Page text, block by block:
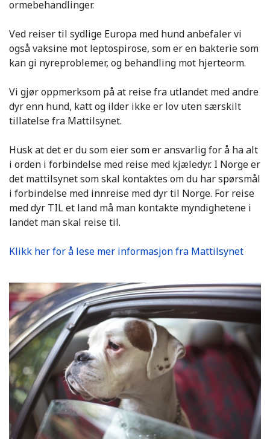
ormebehandlinger.
Ved reiser til sydlige Europa med hund anbefaler vi
også vaksine mot leptospirose, som er en bakterie som
kan gi nyreproblemer, og behandling mot hjerteorm.
Vi gjør oppmerksom på at reise fra utlandet med andre
dyr enn hund, katt og ilder ikke er lov uten særskilt
tillatelse fra Mattilsynet.
Husk at det er du som eier som er ansvarlig for å ha alt
i orden i forbindelse med reise med kjæledyr. I Norge er
det mattilsynet som skal kontaktes om du har spørsmål
i forbindelse med innreise med dyr til Norge. For reise
med dyr TIL et land må man kontakte myndighetene i
landet man skal reise til.
Klikk her for å lese mer informasjon fra Mattilsynet